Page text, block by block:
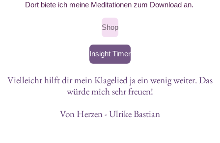
Dort biete ich meine Meditationen zum Download an.
Shop
Insight Timer
Vielleicht hilft dir mein Klagelied ja ein wenig weiter. Das
würde mich sehr freuen!
Von Herzen - Ulrike Bastian